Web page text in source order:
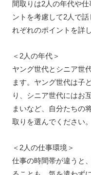
間取りは2人の年代や
ントを考慮して2人で
れぞれのポイントを詳
＜2人の年代＞
ヤング世代とシニア世
ます。ヤング世代は子
り、シニア世代にはお
まいなど、自分たちの
取りを選んでください。
＜2人の仕事環境＞
仕事の時間帯が違うと